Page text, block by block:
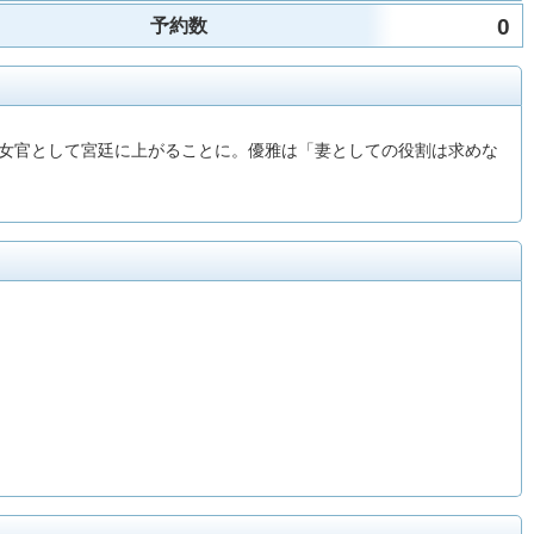
予約数 0
として宮廷に上がることに。優雅は「妻としての役割は求めな